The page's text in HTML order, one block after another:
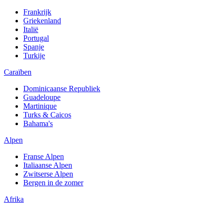
Frankrijk
Griekenland
Italië
Portugal
Spanje
Turkije
Caraïben
Dominicaanse Republiek
Guadeloupe
Martinique
Turks & Caicos
Bahama's
Alpen
Franse Alpen
Italiaanse Alpen
Zwitserse Alpen
Bergen in de zomer
Afrika